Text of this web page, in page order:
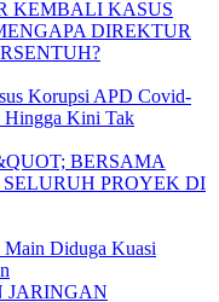
Korupsi APD Covid-
Hingga Kini Tak
Main Diduga Kuasi